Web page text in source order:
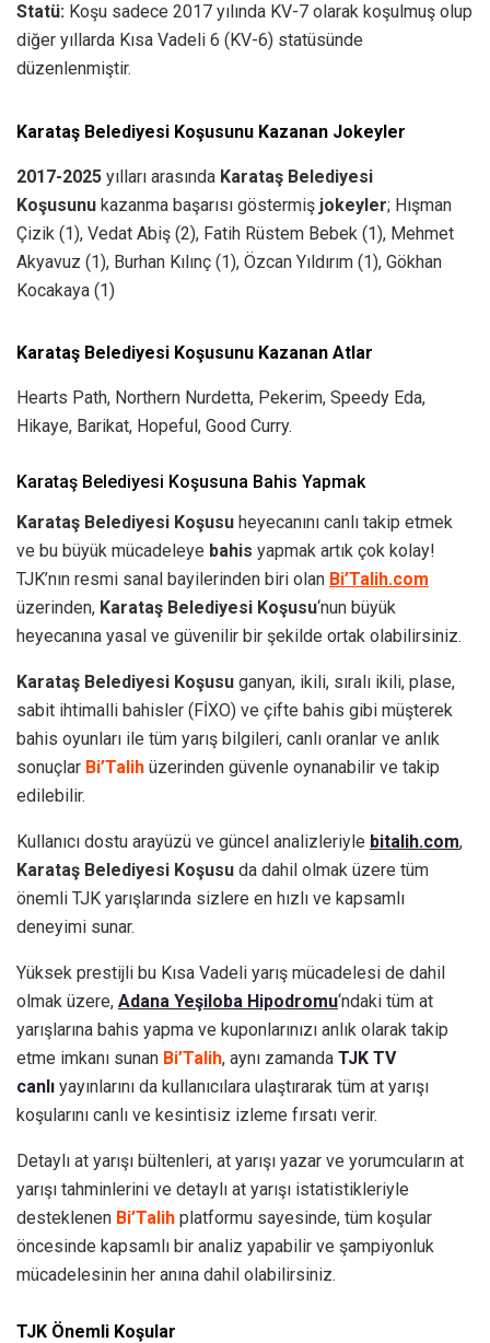
Statü: Koşu sadece 2017 yılında KV-7 olarak koşulmuş olup
diğer yıllarda Kısa Vadeli 6 (KV-6) statüsünde
düzenlenmiştir.
Karataş Belediyesi Koşusunu Kazanan Jokeyler
2017-2025 yılları arasında Karataş Belediyesi
Koşusunu kazanma başarısı göstermiş jokeyler; Hışman
Çizik (1), Vedat Abiş (2), Fatih Rüstem Bebek (1), Mehmet
Akyavuz (1), Burhan Kılınç (1), Özcan Yıldırım (1), Gökhan
Kocakaya (1)
Karataş Belediyesi Koşusunu Kazanan Atlar
Hearts Path, Northern Nurdetta, Pekerim, Speedy Eda,
Hikaye, Barikat, Hopeful, Good Curry.
Karataş Belediyesi Koşusuna Bahis Yapmak
Karataş Belediyesi Koşusu heyecanını canlı takip etmek
ve bu büyük mücadeleye bahis yapmak artık çok kolay!
TJK’nın resmi sanal bayilerinden biri olan Bi’Talih.com
üzerinden, Karataş Belediyesi Koşusu‘nun büyük
heyecanına yasal ve güvenilir bir şekilde ortak olabilirsiniz.
Karataş Belediyesi Koşusu ganyan, ikili, sıralı ikili, plase,
sabit ihtimalli bahisler (FİXO) ve çifte bahis gibi müşterek
bahis oyunları ile tüm yarış bilgileri, canlı oranlar ve anlık
sonuçlar Bi’Talih üzerinden güvenle oynanabilir ve takip
edilebilir.
Kullanıcı dostu arayüzü ve güncel analizleriyle bitalih.com,
Karataş Belediyesi Koşusu da dahil olmak üzere tüm
önemli TJK yarışlarında sizlere en hızlı ve kapsamlı
deneyimi sunar.
Yüksek prestijli bu Kısa Vadeli yarış mücadelesi de dahil
olmak üzere, Adana Yeşiloba Hipodromu‘ndaki tüm at
yarışlarına bahis yapma ve kuponlarınızı anlık olarak takip
etme imkanı sunan Bi’Talih, aynı zamanda TJK TV
canlı yayınlarını da kullanıcılara ulaştırarak tüm at yarışı
koşularını canlı ve kesintisiz izleme fırsatı verir.
Detaylı at yarışı bültenleri, at yarışı yazar ve yorumcuların at
yarışı tahminlerini ve detaylı at yarışı istatistikleriyle
desteklenen Bi’Talih platformu sayesinde, tüm koşular
öncesinde kapsamlı bir analiz yapabilir ve şampiyonluk
mücadelesinin her anına dahil olabilirsiniz.
TJK Önemli Koşular